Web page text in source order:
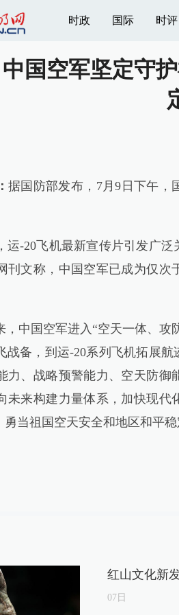
时政 国际 时评
国空军坚定守
据国防部发布，7月9日下午，
-20飞机最新宣传片引发广泛
刊文称，中国空军已成为仅
国空军进入“空天一体、攻
战备，到运-20系列飞机拓展
力、战略预警能力、空天防
未来构建力量体系，加快现代
勇当祖国空天安全和地区和平稳
红山文化新
07日